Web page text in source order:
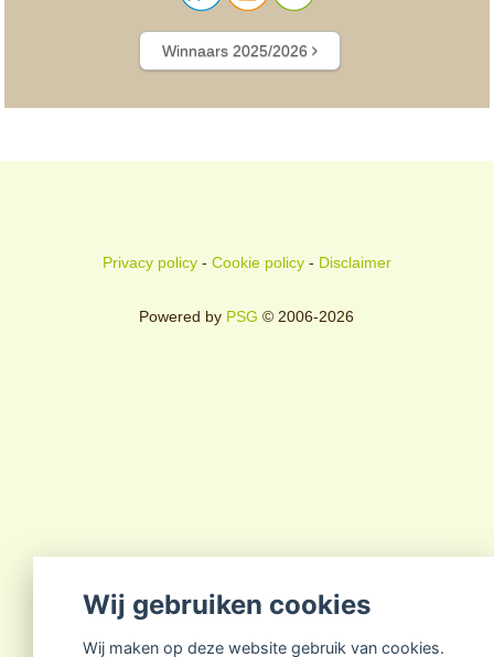
Winnaars 2025/2026
Privacy policy- Cookie policy- Disclaimer
Powered by PSG © 2006-2026
Wij gebruiken cookies
Wij maken op deze website gebruik van cookies.